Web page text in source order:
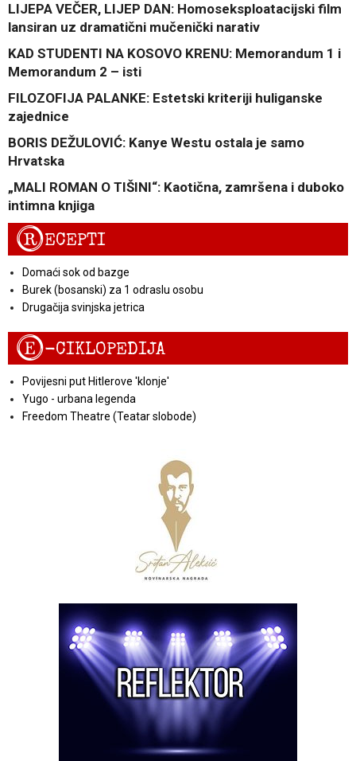
LIJEPA VEČER, LIJEP DAN: Homoseksploatacijski film
lansiran uz dramatični mučenički narativ
KAD STUDENTI NA KOSOVO KRENU: Memorandum 1 i
Memorandum 2 – isti
FILOZOFIJA PALANKE: Estetski kriteriji huliganske
zajednice
BORIS DEŽULOVIĆ: Kanye Westu ostala je samo
Hrvatska
„MALI ROMAN O TIŠINI“: Kaotična, zamršena i duboko
intimna knjiga
RECEPTI
Domaći sok od bazge
Burek (bosanski) za 1 odraslu osobu
Drugačija svinjska jetrica
E-CIKLOPEDIJA
Povijesni put Hitlerove 'klonje'
Yugo - urbana legenda
Freedom Theatre (Teatar slobode)